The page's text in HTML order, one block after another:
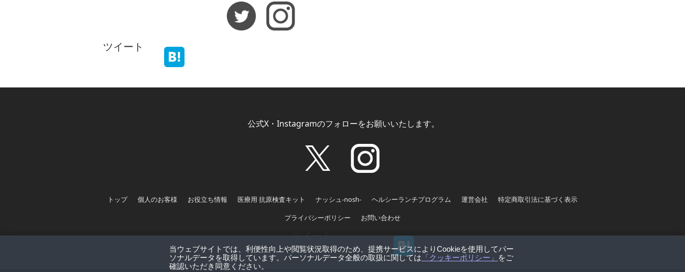
ツイート
公式X・Instagramのフォローをお願いいたします。
トップ 個人のお客様 お役立ち情報 医療用 抗原検査キット ナッシュ-nosh- ヘルシーランチプログラム 運営会社
特定商取引法に基づく表示
プライバシーポリシー
お問い合わせ
ツイート